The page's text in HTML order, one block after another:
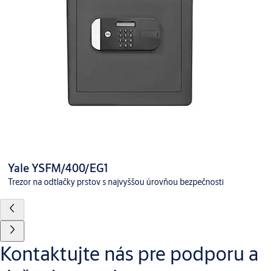
Yale YSFM/400/EG1
Trezor na odtlačky prstov s najvyššou úrovňou bezpečnosti
Kontaktujte nás pre podporu a